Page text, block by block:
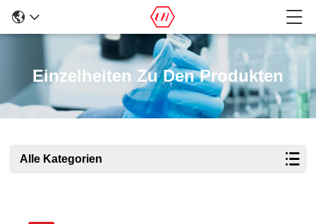
Einzelheiten Zu Den Produkten
Alle Kategorien